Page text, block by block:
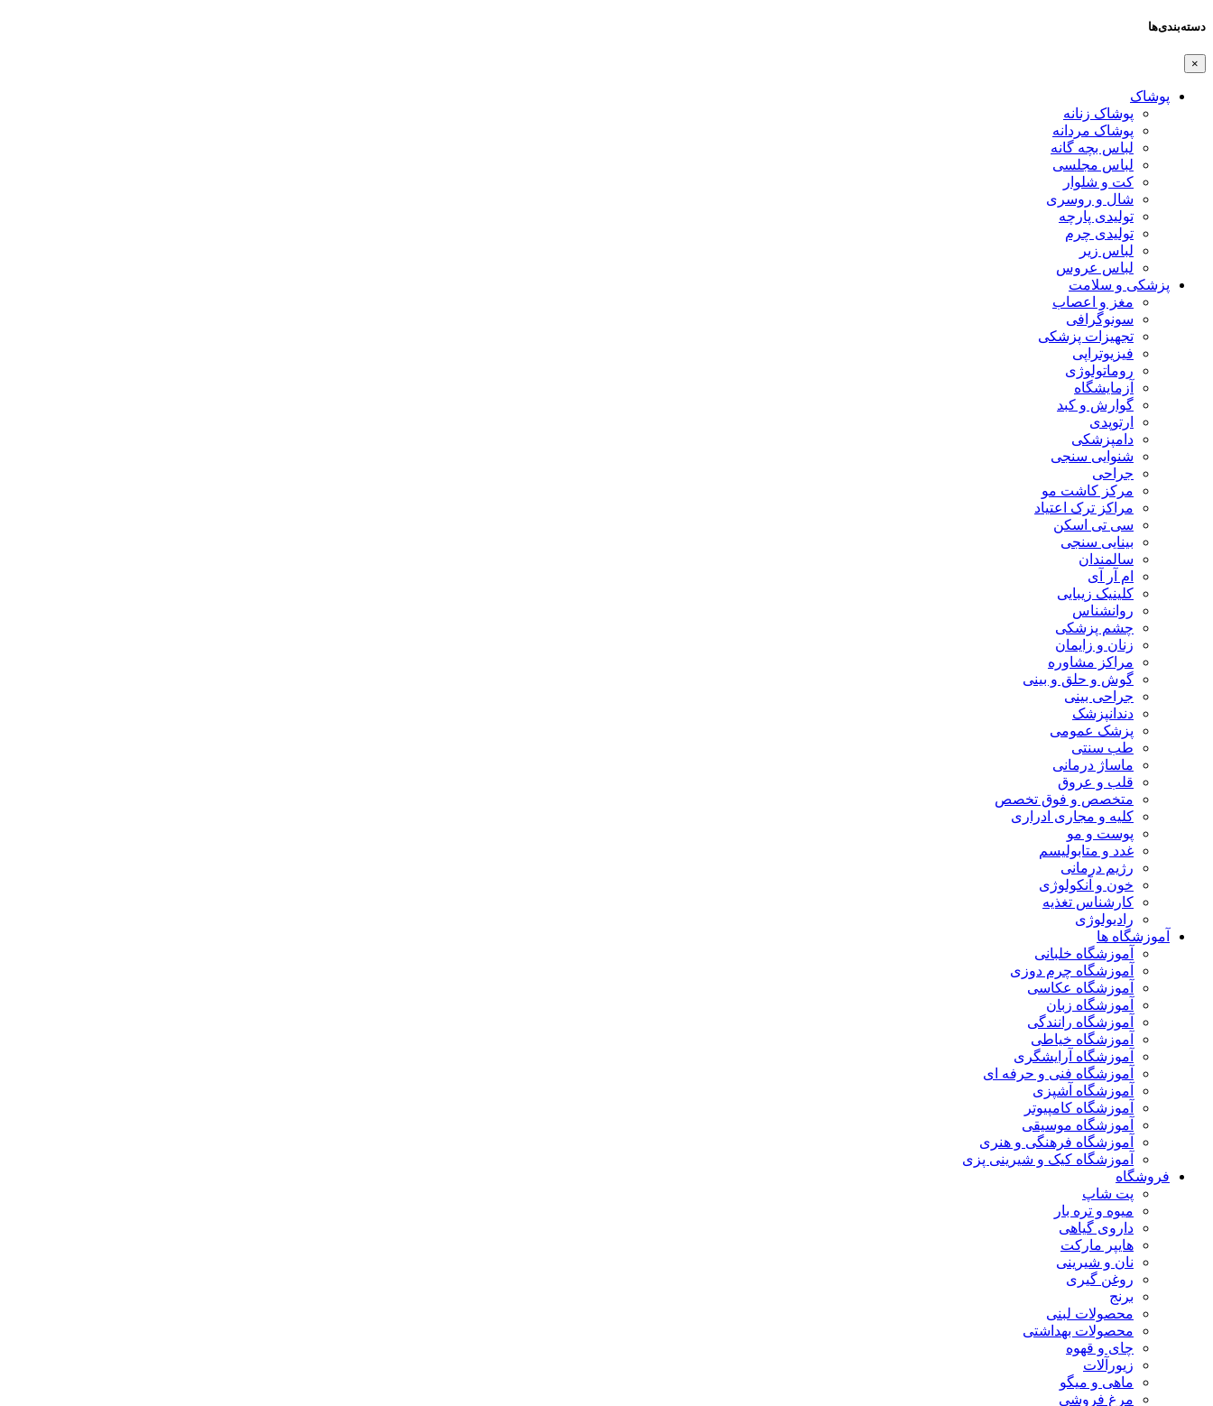
دسته‌بندی‌ها
×
پوشاک
پوشاک زنانه
پوشاک مردانه
لباس بچه گانه
لباس مجلسی
کت و شلوار
شال و روسری
تولیدی پارچه
تولیدی چرم
لباس زیر
لباس عروس
پزشکی و سلامت
مغز و اعصاب
سونوگرافی
تجهیزات پزشکی
فیزیوتراپی
روماتولوژی
آزمایشگاه
گوارش و کبد
ارتوپدی
دامپزشکی
شنوایی سنجی
جراحی
مرکز کاشت مو
مراکز ترک اعتیاد
سی تی اسکن
بینایی سنجی
سالمندان
ام آر آی
کلینیک زیبایی
روانشناس
چشم پزشکی
زنان و زایمان
مراکز مشاوره
گوش و حلق و بینی
جراحی بینی
دندانپزشک
پزشک عمومی
طب سنتی
ماساژ درمانی
قلب و عروق
متخصص و فوق تخصص
کلیه و مجاری ادراری
پوست و مو
غدد و متابولیسم
رژیم درمانی
خون و آنکولوژی
کارشناس تغذیه
رادیولوژی
آموزشگاه ها
آموزشگاه خلبانی
آموزشگاه چرم دوزی
آموزشگاه عکاسی
آموزشگاه زبان
آموزشگاه رانندگی
آموزشگاه خیاطی
آموزشگاه آرایشگری
آموزشگاه فنی و حرفه ای
آموزشگاه آشپزی
آموزشگاه کامپیوتر
آموزشگاه موسیقی
آموزشگاه فرهنگی و هنری
آموزشگاه کیک و شیرینی پزی
فروشگاه
پت شاپ
میوه و تره بار
داروی گیاهی
هایپر مارکت
نان و شیرینی
روغن گیری
برنج
محصولات لبنی
محصولات بهداشتی
چای و قهوه
زیورآلات
ماهی و میگو
مرغ فروشی